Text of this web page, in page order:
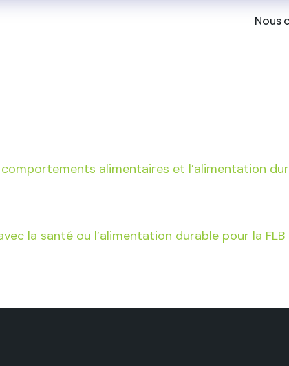
Nous
alimentaires et l’alimentation
la santé ou l’alimentation durable pour la